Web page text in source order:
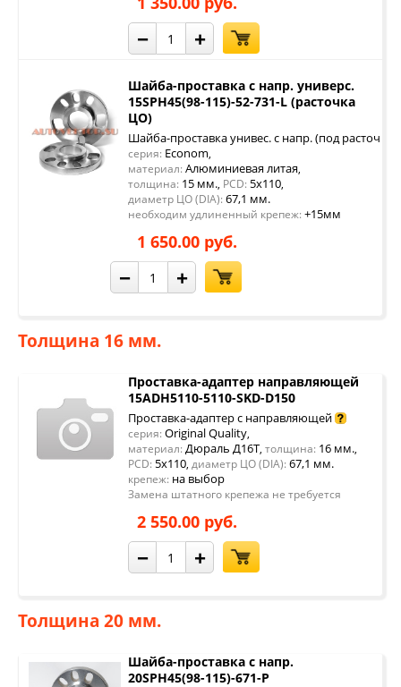
− +
Шайба-проставка с напр. универс.
15SPH45(98-115)-52-731-L (расточка
ЦО)
Шайба-проставка унивес. с напр. (под расточку
серия: Econom,
материал: Алюминиевая литая,
толщина: 15 мм., PCD: 5x110,
диаметр ЦО (DIA): 67,1 мм.
необходим удлиненный крепеж: +15мм
1 650.00 руб.
− +
Толщина 16 мм.
Проставка-адаптер направляющей
15ADH5110-5110-SKD-D150
Проставка-адаптер с направляющей
серия: Original Quality,
материал: Дюраль Д16Т, толщина: 16 мм.,
PCD: 5x110, диаметр ЦО (DIA): 67,1 мм.
крепеж: на выбор
Замена штатного крепежа не требуется
2 550.00 руб.
− +
Толщина 20 мм.
Шайба-проставка с напр.
20SPH45(98-115)-671-P